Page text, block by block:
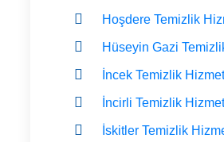
Hoşdere Temizlik
Hüseyin Gazi
İncek Temizlik
İncirli Temizlik
İskitler Temizlik